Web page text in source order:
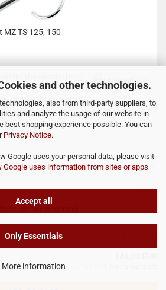
and other technologies.
also from third-party suppliers, to
and analyze the usage of our website in
best shopping experience possible. You can
Privacy Notice.
Google uses your personal data, please visit
Google uses information from sites or apps
Accept all
Only Essentials
More information
MZ TS 125, 150
and TS150. In this
behind straight
coupling nut, connecting bell and rear
incl. 19% tax excl.